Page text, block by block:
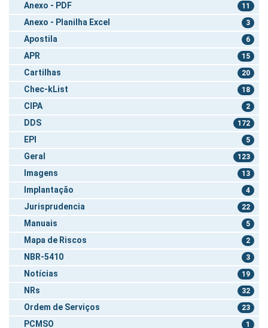
Anexo - PDF 11
Anexo - Planilha Excel 3
Apostila 6
APR 15
Cartilhas 20
Chec-kList 18
CIPA 2
DDS 172
EPI 5
Geral 123
Imagens 13
Implantação 4
Jurisprudencia 22
Manuais 5
Mapa de Riscos 2
NBR-5410 3
Notícias 19
NRs 32
Ordem de Serviços 23
PCMSO 1